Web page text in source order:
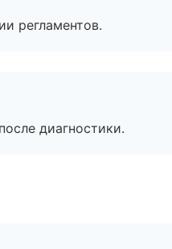
регламентов.
диагностики.